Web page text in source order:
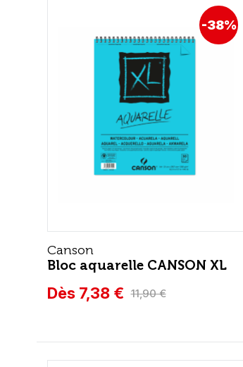
Canson
Bloc aquarelle CANSON XL
Dès 7,38 € 11,90 €
-38%